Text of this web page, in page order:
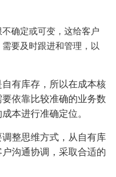
不确定或可变，这给客户
要及时跟进和管理，以
自有库存，所以在成本核
依靠比较准确的业务数
本进行准确定位。
调整思维方式，从自有库
沟通协调，采取合适的